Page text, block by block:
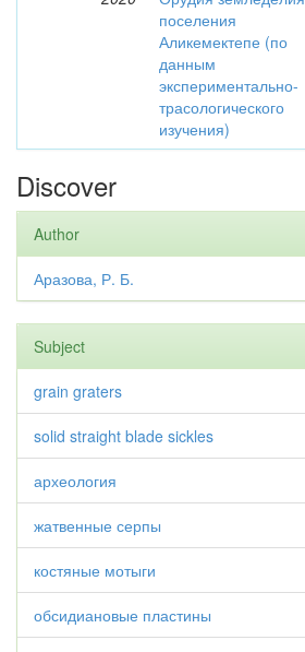
поселения
Аликемектепе (по
данным
экспериментально-
трасологического
изучения)
Discover
Author
Аразова, Р. Б.
Subject
grain graters
solid straight blade sickles
археология
жатвенные серпы
костяные мотыги
обсидиановые пластины